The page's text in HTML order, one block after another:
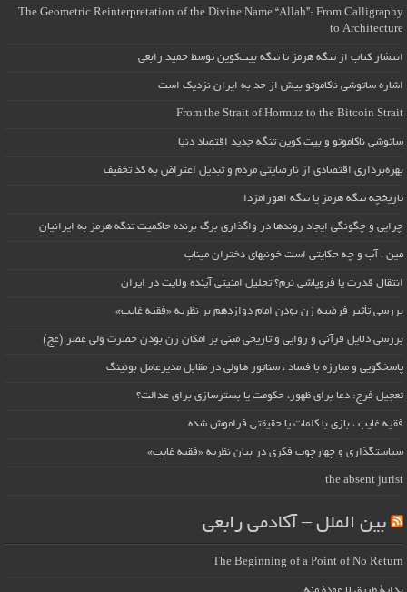
The Geometric Reinterpretation of the Divine Name “Allah”: From Calligraphy
to Architecture
انتشار کتاب از تنگه هرمز تا تنگه بیت‌کوین توسط حمید رابعی
اشاره ساتوشی ناکاموتو بیش از حد به ایران نزدیک است
From the Strait of Hormuz to the Bitcoin Strait
ساتوشی ناکاموتو و بیت کوین تنگه جدید اقتصاد دنیا
بهره‌برداری اقتصادی از نارضایتی مردم و تبدیل اعتراض به کد تخفیف
تاریخچه تنگه هرمز یا تنگه اهورامزدا
چرایی و چگونگی ایجاد روندها در واگذاری برگ برنده حاکمیت تنگه هرمز به ایرانیان
مین ، آب و چه حکایتی است خونبهای دختران میناب
انتقال قدرت یا فروپاشی نرم؟ تحلیل امنیتی آینده ولایت در ایران
بررسی تأثیر فرضیه زن بودن امام دوازدهم بر نظریه «فقیه غایب»
بررسی دلایل قرآنی و روایی و تاریخی مبنی بر امکان زن بودن حضرت ولی عصر (عج)
پاسخگویی و مبارزه با فساد ، سناتور هاولی در مقابل مدیرعامل بوئینگ
تعجیل فرج: دعا برای ظهور، حکومت یا بسترسازی برای عدالت؟
فقیه غایب ، بازی با کلمات یا حقیقتی فراموش شده
سیاستگذاری و چهارچوب فکری در بیان نظریه «فقیه غایب»
the absent jurist
بین الملل – آکادمی رابعی
The Beginning of a Point of No Return